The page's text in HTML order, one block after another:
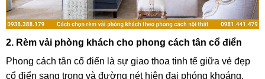
2. Rèm vải phòng khách cho phong cách tân cổ điển
Phong cách tân cổ điển là sự giao thoa tinh tế giữa vẻ đẹp
cổ điển sang trọng và đường nét hiện đại phóng khoáng.